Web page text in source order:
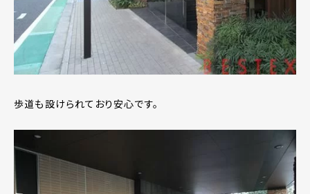
歩道も設けられており安心です。